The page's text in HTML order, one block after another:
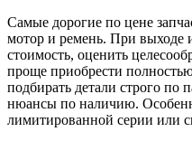
Самые дорогие по цене
мотор и ремень. При выходе
стоимость, оценить
проще приобрести
подбирать детали строго по
нюансы по наличию.
лимитированной серии или